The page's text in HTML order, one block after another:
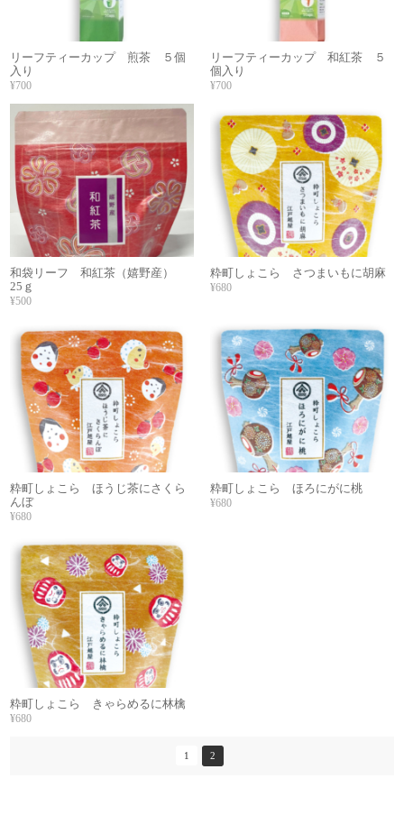
リーフティーカップ 煎茶 ５個
入り
¥700
リーフティーカップ 和紅茶 ５
個入り
¥700
和袋リーフ 和紅茶（嬉野産）
25ｇ
¥500
粋町しょこら さつまいもに胡麻
¥680
粋町しょこら ほうじ茶にさくら
んぼ
¥680
粋町しょこら ほろにがに桃
¥680
粋町しょこら きゃらめるに林檎
¥680
1 2